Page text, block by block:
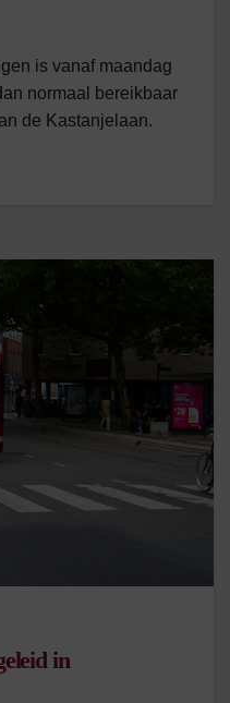
is vanaf maandag
normaal bereikbaar
de Kastanjelaan.
in